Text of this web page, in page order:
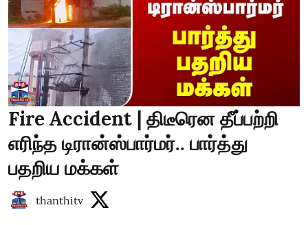
Fire Accident | திடீரென தீப்பற்றி
எரிந்த டிரான்ஸ்பார்மர்.. பார்த்து
பதறிய மக்கள்
thanthitv